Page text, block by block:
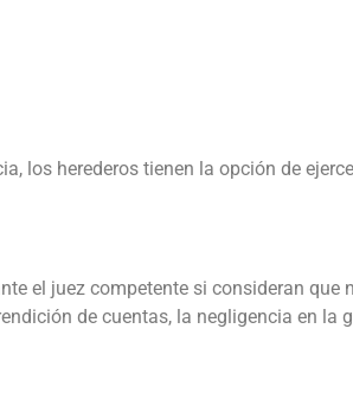
los herederos tienen la opción de
el juez competente si consideran que
de cuentas, la negligencia en la